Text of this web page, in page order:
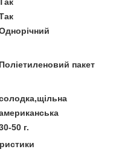
Поліетиленовий пакет
50 г.